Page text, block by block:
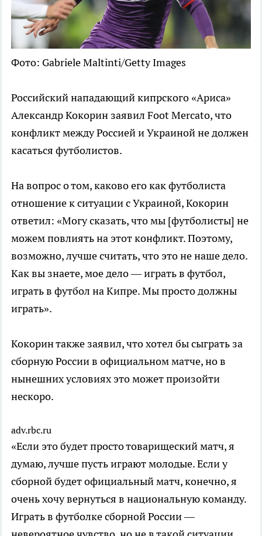
Фото: Gabriele Maltinti/Getty Images
Российский нападающий кипрского «Ариса»
Александр Кокорин заявил Foot Mercato, что
конфликт между Россией и Украиной не должен
касаться футболистов.
На вопрос о том, каково его как футболиста
отношение к ситуации с Украиной, Кокорин
ответил: «Могу сказать, что мы [футболисты] не
можем повлиять на этот конфликт. Поэтому,
возможно, лучше считать, что это не наше дело.
Как вы знаете, мое дело — играть в футбол,
играть в футбол на Кипре. Мы просто должны
играть».
Кокорин также заявил, что хотел бы сыграть за
сборную России в официальном матче, но в
нынешних условиях это может произойти
нескоро.
adv.rbc.ru
«Если это будет просто товарищеский матч, я
думаю, лучше пусть играют молодые. Если у
сборной будет официальный матч, конечно, я
очень хочу вернуться в национальную команду.
Играть в футболке сборной России —